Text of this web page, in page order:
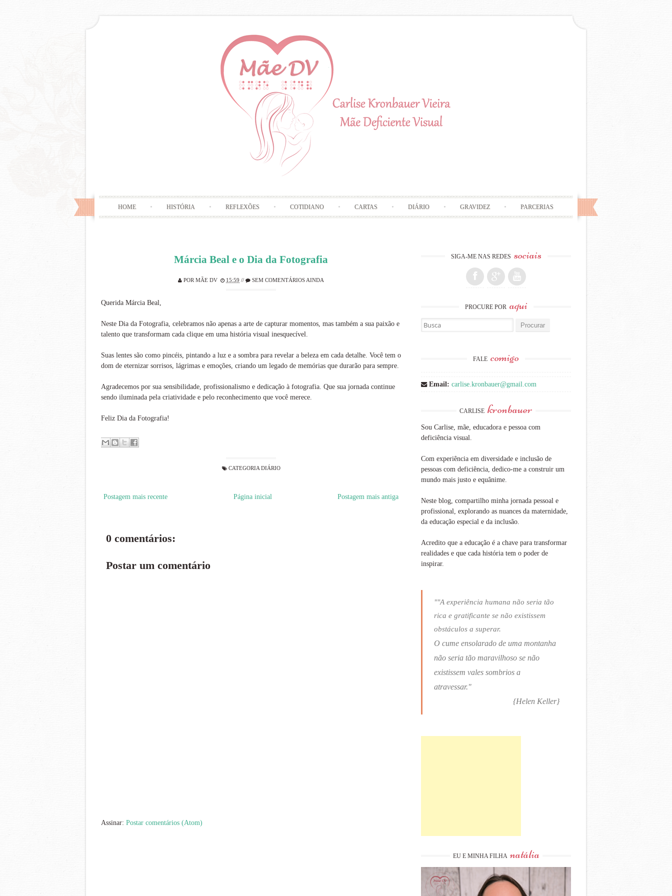
HOME HISTÓRIA REFLEXÕES COTIDIANO CARTAS DIÁRIO GRAVIDEZ PARCERIAS
Márcia Beal e o Dia da Fotografia
POR MÃE DV 15:59 // SEM COMENTÁRIOS AINDA
Querida Márcia Beal,
Neste Dia da Fotografia, celebramos não apenas a arte de capturar momentos, mas também a sua paixão e
talento que transformam cada clique em uma história visual inesquecível.
Suas lentes são como pincéis, pintando a luz e a sombra para revelar a beleza em cada detalhe. Você tem o
dom de eternizar sorrisos, lágrimas e emoções, criando um legado de memórias que durarão para sempre.
Agradecemos por sua sensibilidade, profissionalismo e dedicação à fotografia. Que sua jornada continue
sendo iluminada pela criatividade e pelo reconhecimento que você merece.
Feliz Dia da Fotografia!
CATEGORIA DIÁRIO
Postagem mais recente Postagem mais antiga
Página inicial
0 comentários:
Postar um comentário
Assinar: Postar comentários (Atom)
SIGA-ME NAS REDES sociais
PROCURE POR aqui
Busca por:
FALE comigo
Email: carlise.kronbauer@gmail.com
CARLISE kronbauer
Sou Carlise, mãe, educadora e pessoa com
deficiência visual.
Com experiência em diversidade e inclusão de
pessoas com deficiência, dedico-me a construir um
mundo mais justo e equânime.
Neste blog, compartilho minha jornada pessoal e
profissional, explorando as nuances da maternidade,
da educação especial e da inclusão.
Acredito que a educação é a chave para transformar
realidades e que cada história tem o poder de
inspirar.
""A experiência humana não seria tão
rica e gratificante se não existissem
obstáculos a superar.
O cume ensolarado de uma montanha
não seria tão maravilhoso se não
existissem vales sombrios a
atravessar."
{Helen Keller}
EU E MINHA FILHA natália